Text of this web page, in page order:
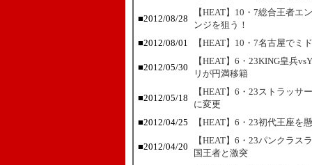
■2012/08/28
【HEAT】10・7総合王者エ
ンジを狙う！
■2012/08/01
【HEAT】10・7名古屋でミ
■2012/05/30
【HEAT】6・23KING皇兵
リが円満移籍
■2012/05/18
【HEAT】6・23ストラッサ
に変更
■2012/04/25
【HEAT】6・23初代王座を
■2012/04/20
【HEAT】6・23パンクラス
国王者と激突